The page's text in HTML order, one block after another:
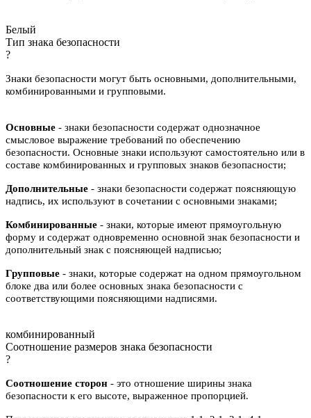
Белый
Тип знака безопасности
?
Знаки безопасности могут быть основными, дополнительными,
комбинированными и групповыми.
Основные - знаки безопасности содержат однозначное
смысловое выражение требований по обеспечению
безопасности. Основные знаки используют самостоятельно или в
составе комбинированных и групповых знаков безопасности;
Дополнительные - знаки безопасности содержат поясняющую
надпись, их используют в сочетании с основными знаками;
Комбинированные - знаки, которые имеют прямоугольную
форму и содержат одновременно основной знак безопасности и
дополнительный знак с поясняющей надписью;
Групповые - знаки, которые содержат на одном прямоугольном
блоке два или более основных знака безопасности с
соответствующими поясняющими надписями.
комбинированный
Соотношение размеров знака безопасности
?
Соотношение сторон - это отношение ширины знака
безопасности к его высоте, выраженное пропорцией.